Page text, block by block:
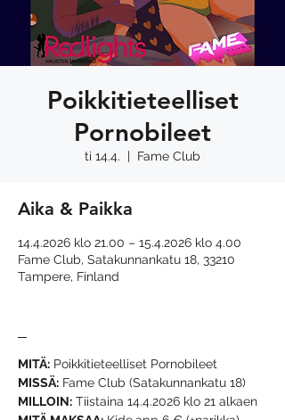
Poikkitieteelliset
Pornobileet
ti 14.4.
  |
Fame Club
Aika & Paikka
14.4.2026 klo 21.00 – 15.4.2026 klo 4.00
Fame Club, Satakunnankatu 18, 33210
Tampere, Finland
MITÄ: Poikkitieteelliset Pornobileet
MISSÄ: Fame Club (Satakunnankatu 18)
MILLOIN: Tiistaina 14.4.2026 klo 21 alkaen